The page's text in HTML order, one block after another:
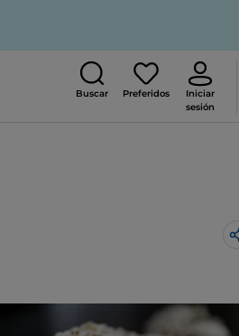
Buscar Preferidos
Iniciar
sesión